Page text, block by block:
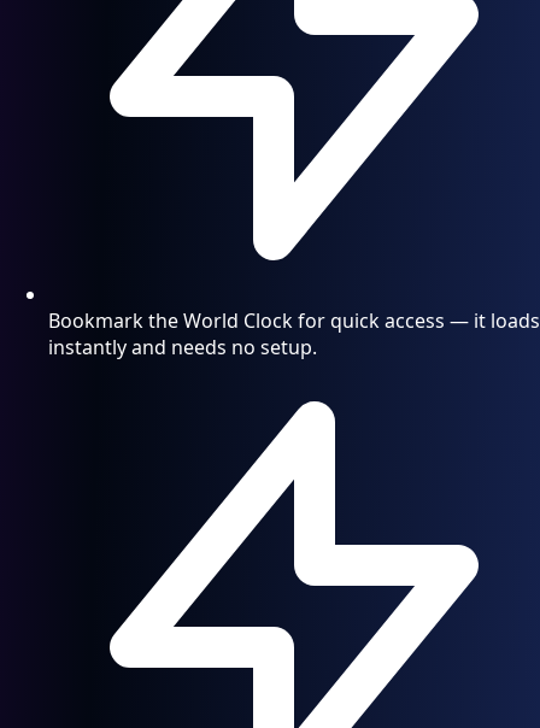
Bookmark the World Clock for quick access — it loads
instantly and needs no setup.